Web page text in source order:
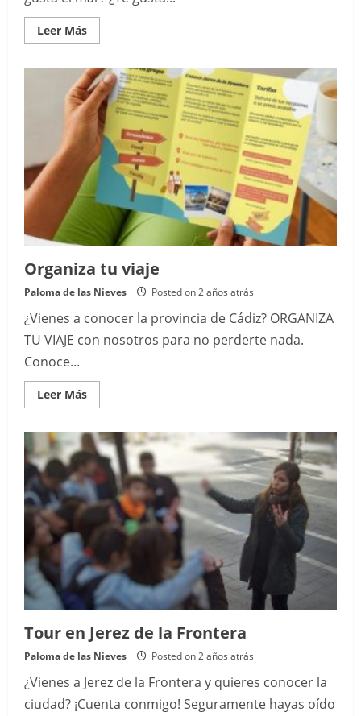
Leer MásRead
more
el
Estrecho
de
Gibraltar
en
barco
Organiza tu viaje
Paloma de las Nieves Posted on 2 años atrás
¿Vienes a conocer la provincia de Cádiz? ORGANIZA
TU VIAJE con nosotros para no perderte nada.
Conoce...
Leer MásRead
more
tu
viaje
Tour en Jerez de la Frontera
Paloma de las Nieves Posted on 2 años atrás
¿Vienes a Jerez de la Frontera y quieres conocer la
ciudad? ¡Cuenta conmigo! Seguramente hayas oído